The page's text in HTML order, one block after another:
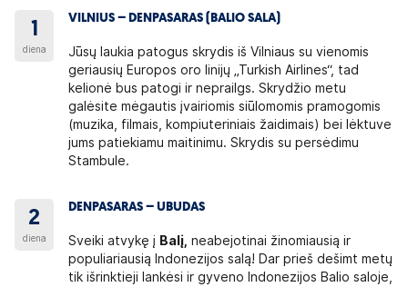
1
diena
VILNIUS – DENPASARAS (BALIO SALA)
Jūsų laukia patogus skrydis iš Vilniaus su vienomis
geriausių Europos oro linijų „Turkish Airlines“, tad
kelionė bus patogi ir neprailgs. Skrydžio metu
galėsite mėgautis įvairiomis siūlomomis pramogomis
(muzika, filmais, kompiuteriniais žaidimais) bei lėktuve
jums patiekiamu maitinimu. Skrydis su persėdimu
Stambule.
2
diena
DENPASARAS – UBUDAS
Sveiki atvykę į Balį, neabejotinai žinomiausią ir
populiariausią Indonezijos salą! Dar prieš dešimt metų
tik išrinktieji lankėsi ir gyveno Indonezijos Balio saloje,